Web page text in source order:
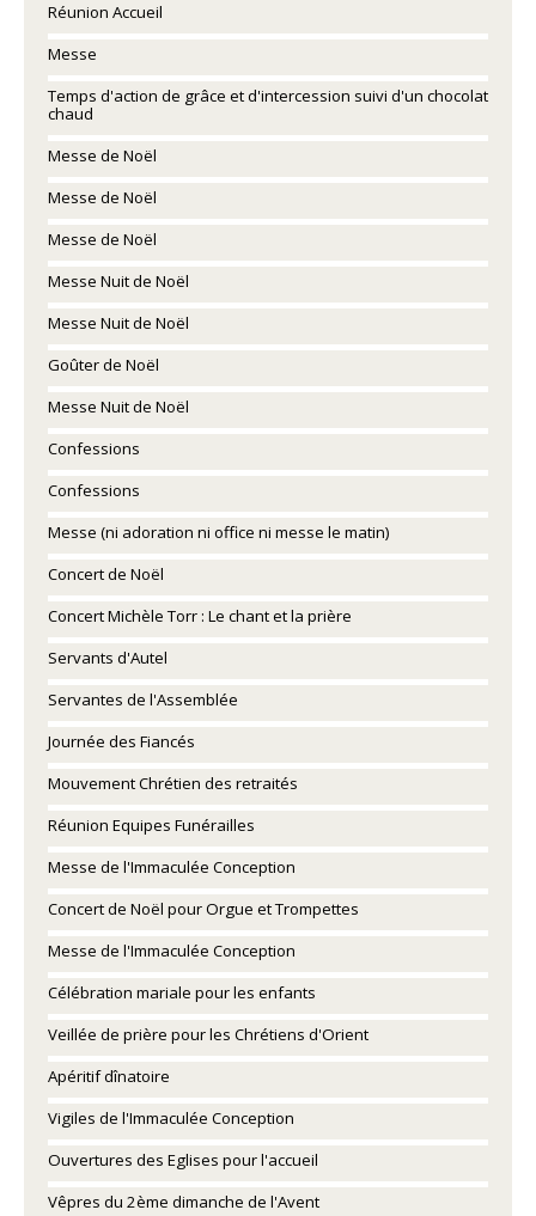
Réunion Accueil
Messe
Temps d'action de grâce et d'intercession suivi d'un chocolat
chaud
Messe de Noël
Messe de Noël
Messe de Noël
Messe Nuit de Noël
Messe Nuit de Noël
Goûter de Noël
Messe Nuit de Noël
Confessions
Confessions
Messe (ni adoration ni office ni messe le matin)
Concert de Noël
Concert Michèle Torr : Le chant et la prière
Servants d'Autel
Servantes de l'Assemblée
Journée des Fiancés
Mouvement Chrétien des retraités
Réunion Equipes Funérailles
Messe de l'Immaculée Conception
Concert de Noël pour Orgue et Trompettes
Messe de l'Immaculée Conception
Célébration mariale pour les enfants
Veillée de prière pour les Chrétiens d'Orient
Apéritif dînatoire
Vigiles de l'Immaculée Conception
Ouvertures des Eglises pour l'accueil
Vêpres du 2ème dimanche de l'Avent